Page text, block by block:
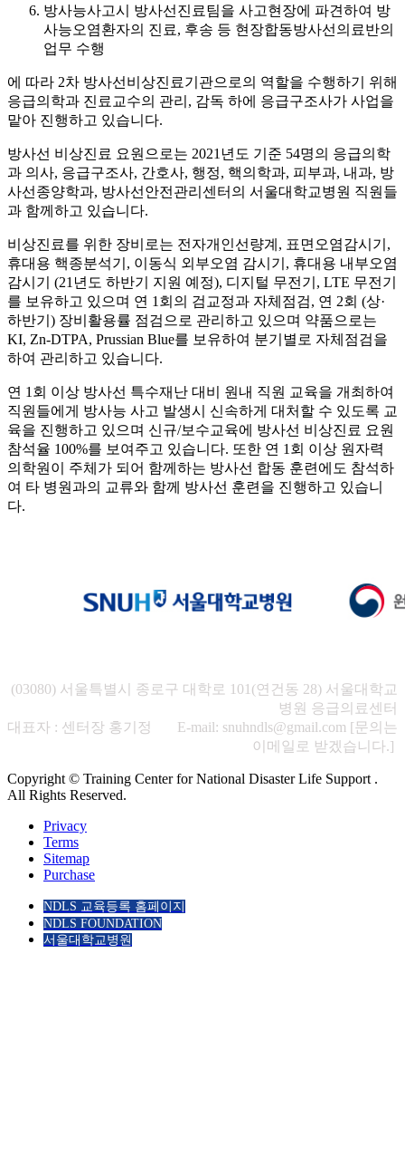
방사능사고시 방사선진료팀을 사고현장에 파견하여 방
사능오염환자의 진료, 후송 등 현장합동방사선의료반의
업무 수행
에 따라 2차 방사선비상진료기관으로의 역할을 수행하기 위해
응급의학과 진료교수의 관리, 감독 하에 응급구조사가 사업을
맡아 진행하고 있습니다.
방사선 비상진료 요원으로는 2021년도 기준 54명의 응급의학
과 의사, 응급구조사, 간호사, 행정, 핵의학과, 피부과, 내과, 방
사선종양학과, 방사선안전관리센터의 서울대학교병원 직원들
과 함께하고 있습니다.
비상진료를 위한 장비로는 전자개인선량계, 표면오염감시기,
휴대용 핵종분석기, 이동식 외부오염 감시기, 휴대용 내부오염
감시기 (21년도 하반기 지원 예정), 디지털 무전기, LTE 무전기
를 보유하고 있으며 연 1회의 검교정과 자체점검, 연 2회 (상·
하반기) 장비활용률 점검으로 관리하고 있으며 약품으로는
KI, Zn-DTPA, Prussian Blue를 보유하여 분기별로 자체점검을
하여 관리하고 있습니다.
연 1회 이상 방사선 특수재난 대비 원내 직원 교육을 개최하여
직원들에게 방사능 사고 발생시 신속하게 대처할 수 있도록 교
육을 진행하고 있으며 신규/보수교육에 방사선 비상진료 요원
참석율 100%를 보여주고 있습니다. 또한 연 1회 이상 원자력
의학원이 주체가 되어 함께하는 방사선 합동 훈련에도 참석하
여 타 병원과의 교류와 함께 방사선 훈련을 진행하고 있습니
다.
(03080) 서울특별시 종로구 대학로 101(연건동 28) 서울대학교
병원 응급의료센터
대표자 : 센터장 홍기정 E-mail: snuhndls@gmail.com [문의는
이메일로 받겠습니다.]
Copyright © Training Center for National Disaster Life Support .
All Rights Reserved.
Privacy
Terms
Sitemap
Purchase
NDLS 교육등록 홈페이지
NDLS FOUNDATION
서울대학교병원